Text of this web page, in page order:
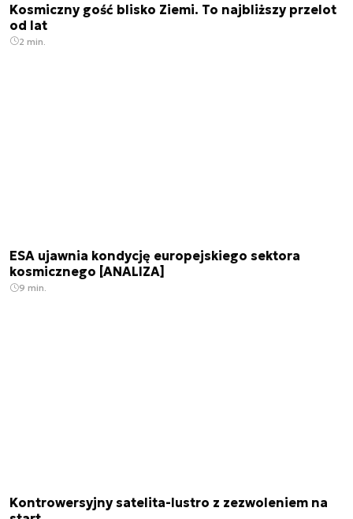
Kosmiczny gość blisko Ziemi. To najbliższy przelot
od lat
2 min.
ESA ujawnia kondycję europejskiego sektora
kosmicznego [ANALIZA]
9 min.
Kontrowersyjny satelita-lustro z zezwoleniem na